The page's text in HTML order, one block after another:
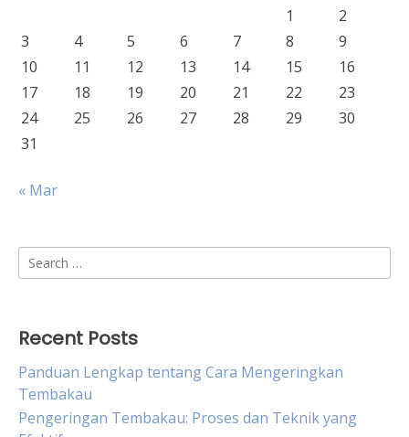
1
2
3
4 5 6 7 8
9
10
11 12 13 14 15
16
17
18 19 20 21 22
23
24
25 26 27 28 29
30
31
« Mar
Search
for:
Recent Posts
Panduan Lengkap tentang Cara Mengeringkan
Tembakau
Pengeringan Tembakau: Proses dan Teknik yang